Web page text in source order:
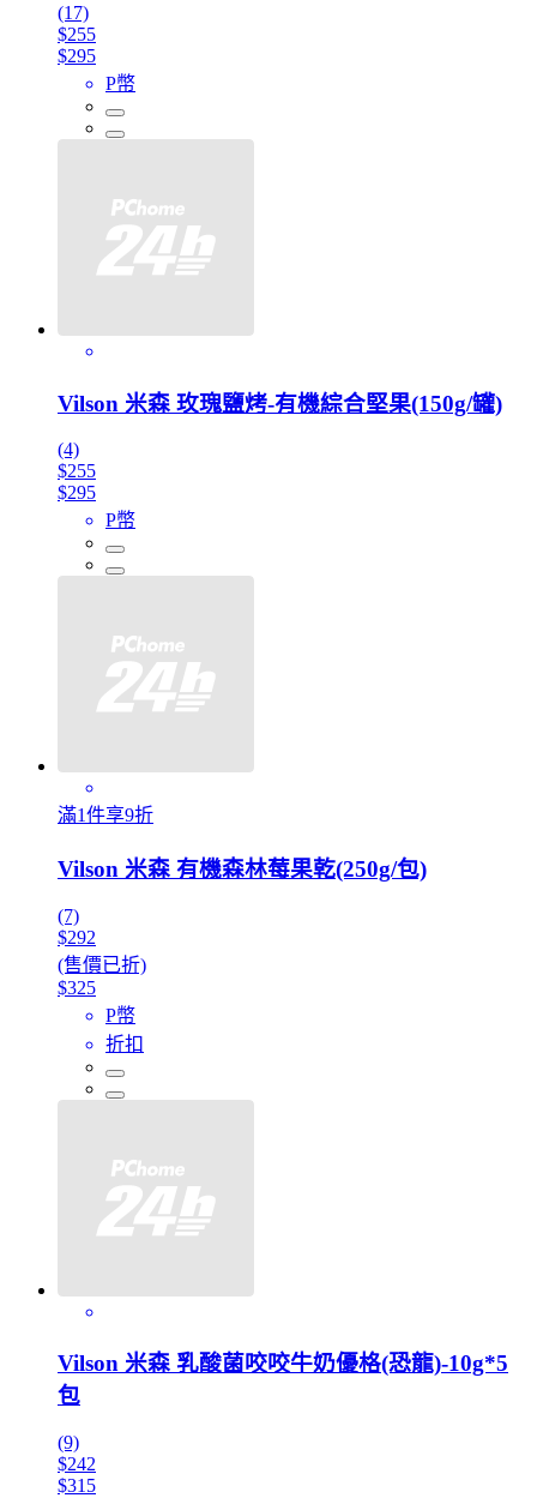
(17)
$255
$295
P幣
Vilson 米森 玫瑰鹽烤-有機綜合堅果(150g/罐)
(4)
$255
$295
P幣
滿1件享9折
Vilson 米森 有機森林莓果乾(250g/包)
(7)
$292
(售價已折)
$325
P幣
折扣
Vilson 米森 乳酸菌咬咬牛奶優格(恐龍)-10g*5
包
(9)
$242
$315